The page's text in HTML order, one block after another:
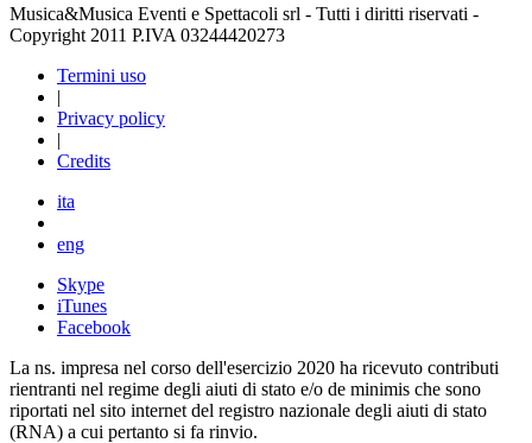
Musica&Musica Eventi e Spettacoli srl - Tutti i diritti riservati -
Copyright 2011 P.IVA 03244420273
Termini uso
|
Privacy policy
|
Credits
ita
eng
Skype
iTunes
Facebook
La ns. impresa nel corso dell'esercizio 2020 ha ricevuto contributi
rientranti nel regime degli aiuti di stato e/o de minimis che sono
riportati nel sito internet del registro nazionale degli aiuti di stato
(RNA) a cui pertanto si fa rinvio.